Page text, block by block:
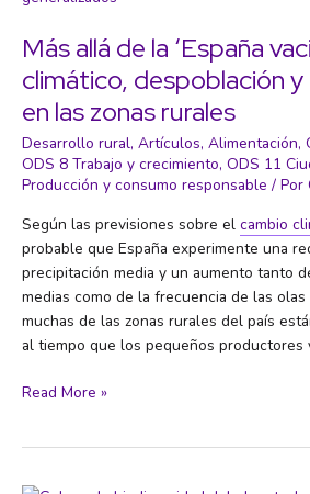
de
justicia
social
Más allá de la ‘España
climático, despoblación y
en las zonas rurales
Desarrollo rural, Artículos, Alimentación,
ODS 8 Trabajo y crecimiento, ODS 11
Producción y consumo responsable / Por
Según las previsiones sobre el cambio
probable que España experimente una
precipitación media y un aumento tanto
medias como de la frecuencia de las olas
muchas de las zonas rurales del país
al tiempo que los pequeños productores
Más
‘España
Read More »